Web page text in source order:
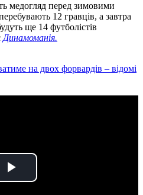
медогляд перед зимовими
12 гравців, а завтра
ще 14 футболістів
Динамоманія.
на двох форвардів – відомі
Play